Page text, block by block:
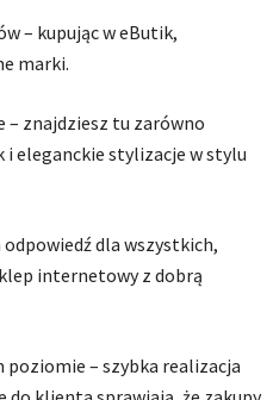
– kupując w eButik,
marki.
– znajdziesz tu zarówno
i eleganckie stylizacje w stylu
dla wszystkich,
internetowy z dobrą
poziomie – szybka realizacja